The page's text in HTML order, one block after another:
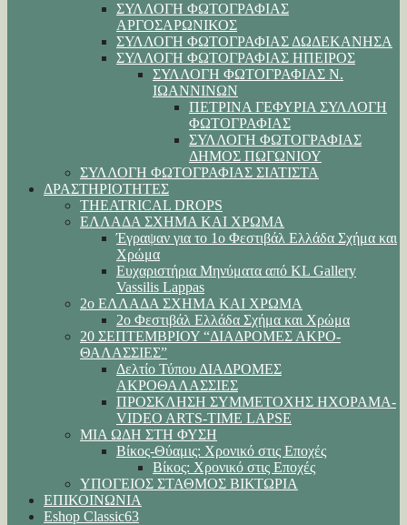
ΣΥΛΛΟΓΗ ΦΩΤΟΓΡΑΦΙΑΣ
ΑΡΓΟΣΑΡΩΝΙΚΟΣ
ΣΥΛΛΟΓΗ ΦΩΤΟΓΡΑΦΙΑΣ ΔΩΔΕΚΑΝΗΣΑ
ΣΥΛΛΟΓΗ ΦΩΤΟΓΡΑΦΙΑΣ ΗΠΕΙΡΟΣ
ΣΥΛΛΟΓΗ ΦΩΤΟΓΡΑΦΙΑΣ Ν.
ΙΩΑΝΝΙΝΩΝ
ΠΕΤΡΙΝΑ ΓΕΦΥΡΙΑ ΣΥΛΛΟΓΗ
ΦΩΤΟΓΡΑΦΙΑΣ
ΣΥΛΛΟΓΗ ΦΩΤΟΓΡΑΦΙΑΣ
ΔΗΜΟΣ ΠΩΓΩΝΙΟΥ
ΣΥΛΛΟΓΗ ΦΩΤΟΓΡΑΦΙΑΣ ΣΙΑΤΙΣΤΑ
ΔΡΑΣΤΗΡΙΟΤΗΤΕΣ
THEATRICAL DROPS
ΕΛΛΑΔΑ ΣΧΗΜΑ ΚΑΙ ΧΡΩΜΑ
Έγραψαν για το 1ο Φεστιβάλ Ελλάδα Σχήμα και
Χρώμα
Ευχαριστήρια Μηνύματα από KL Gallery
Vassilis Lappas
2ο ΕΛΛΑΔΑ ΣΧΗΜΑ ΚΑΙ ΧΡΩΜΑ
2ο Φεστιβάλ Ελλάδα Σχήμα και Χρώμα
20 ΣΕΠΤΕΜΒΡΙΟΥ “ΔΙΑΔΡΟΜΕΣ ΑΚΡΟ-
ΘΑΛΑΣΣΙΕΣ”
Δελτίο Τύπου ΔΙΑΔΡΟΜΕΣ
ΑΚΡΟΘΑΛΑΣΣΙΕΣ
ΠΡΟΣΚΛΗΣΗ ΣΥΜΜΕΤΟΧΗΣ ΗΧΟΡΑΜΑ-
VIDEO ARTS-TIME LAPSE
ΜΙΑ ΩΔΗ ΣΤΗ ΦΥΣΗ
Βίκος-Θύαμις: Χρονικό στις Εποχές
Βίκος: Χρονικό στις Εποχές
ΥΠΟΓΕΙΟΣ ΣΤΑΘΜΟΣ ΒΙΚΤΩΡΙΑ
ΕΠΙΚΟΙΝΩΝΙΑ
Eshop Classic63